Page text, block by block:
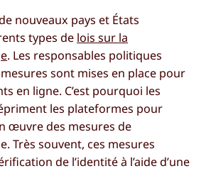
nouveaux pays et États
types de lois sur la
. Les responsables politiques
sont mises en place pour
en ligne. C’est pourquoi les
les plateformes pour
œuvre des mesures de
Très souvent, ces mesures
de l’identité à l’aide d’une